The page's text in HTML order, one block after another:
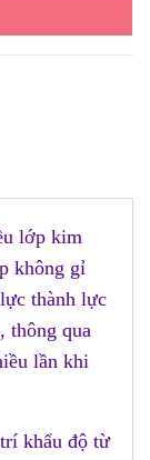
lớp kim
không gỉ
thành lực
thông qua
lần khi
khẩu độ từ